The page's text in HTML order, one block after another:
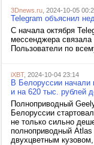
3Dnews.ru , 2024-10-05
Telegram объяснил
С начала октября
мессенджера связала
Пользователи по
iXBT, 2024-10-04 23:14
В Белоруссии
и на 620 тыс. рублей
Полноприводный
Белоруссии
не только сильно
полноприводный
двухцветным